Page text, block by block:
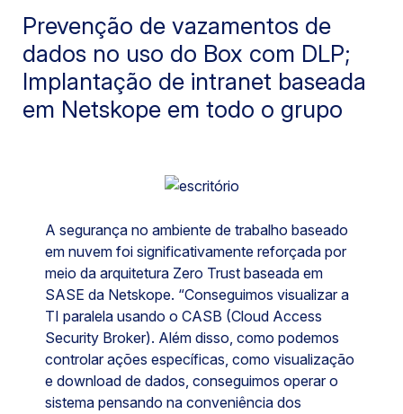
Prevenção de vazamentos de
dados no uso do Box com DLP;
Implantação de intranet baseada
em Netskope em todo o grupo
A segurança no ambiente de trabalho baseado
em nuvem foi significativamente reforçada por
meio da arquitetura Zero Trust baseada em
SASE da Netskope. “Conseguimos visualizar a
TI paralela usando o CASB (Cloud Access
Security Broker). Além disso, como podemos
controlar ações específicas, como visualização
e download de dados, conseguimos operar o
sistema pensando na conveniência dos